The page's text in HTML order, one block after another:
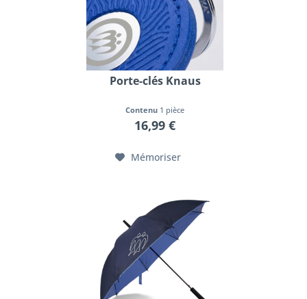
Porte-clés Knaus
Contenu 1 pièce
16,99 €
Mémoriser